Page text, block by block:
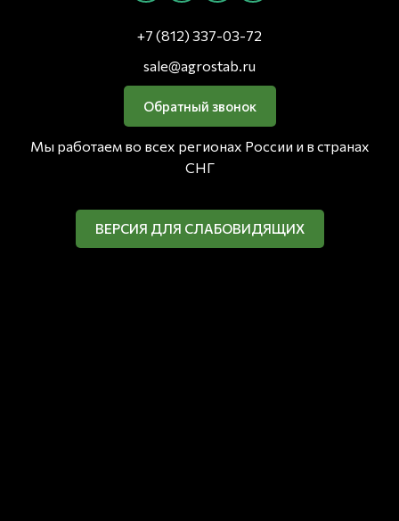
+7 (812) 337-03-72
sale@agrostab.ru
Обратный звонок
Мы работаем во всех регионах России и в странах
СНГ
ВЕРСИЯ ДЛЯ СЛАБОВИДЯЩИХ